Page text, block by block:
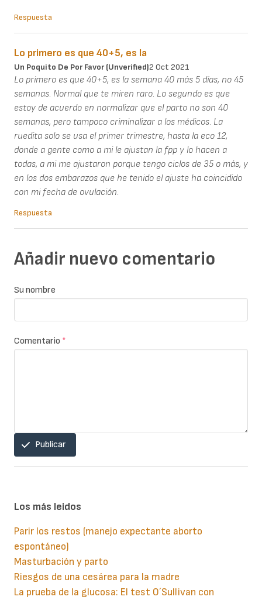
Respuesta
Lo primero es que 40+5, es la
Un Poquito De Por Favor (unverified)2 Oct 2021
Lo primero es que 40+5, es la semana 40 más 5 días, no 45
semanas. Normal que te miren raro. Lo segundo es que
estoy de acuerdo en normalizar que el parto no son 40
semanas, pero tampoco criminalizar a los médicos. La
ruedita solo se usa el primer trimestre, hasta la eco 12,
donde a gente como a mi le ajustan la fpp y lo hacen a
todas, a mi me ajustaron porque tengo ciclos de 35 o más, y
en los dos embarazos que he tenido el ajuste ha coincidido
con mi fecha de ovulación.
Respuesta
Añadir nuevo comentario
Su nombre
Comentario *
Publicar
Los más leidos
Parir los restos (manejo expectante aborto
espontáneo)
Masturbación y parto
Riesgos de una cesárea para la madre
La prueba de la glucosa: El test O´Sullivan con